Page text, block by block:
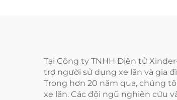
Tại Công ty TNHH Điện tử
trợ người sử dụng xe lăn và gia
Trong hơn 20 năm qua, chúng
xe lăn. Các đội ngũ nghiên cứu